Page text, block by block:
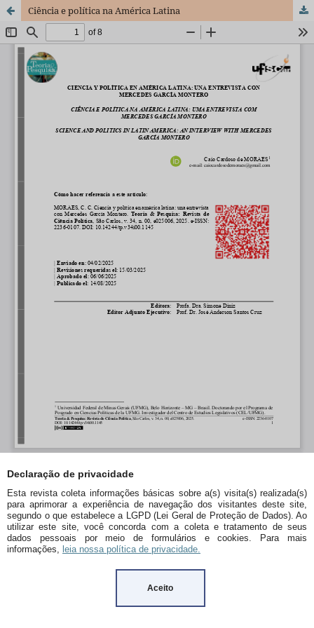
Declaração de privacidade
Esta revista coleta informações básicas sobre a(s) visita(s) realizada(s)
para aprimorar a experiência de navegação dos visitantes deste site,
segundo o que estabelece a LGPD (Lei Geral de Proteção de Dados). Ao
utilizar este site, você concorda com a coleta e tratamento de seus
dados pessoais por meio de formulários e cookies. Para mais
informações, leia nossa política de privacidade.
Aceito
Ciência e política na América Latina